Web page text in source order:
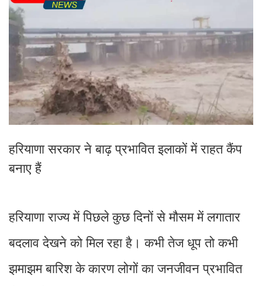
हरियाणा सरकार ने बाढ़ प्रभावित इलाकों में राहत कैंप
बनाए हैं
हरियाणा राज्य में पिछले कुछ दिनों से मौसम में लगातार
बदलाव देखने को मिल रहा है। कभी तेज धूप तो कभी
झमाझम बारिश के कारण लोगों का जनजीवन प्रभावित